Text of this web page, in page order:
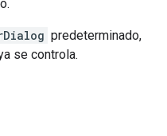
predeterminado,
se controla.